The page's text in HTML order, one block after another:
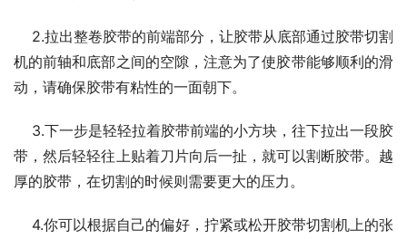
机的前轴和底部之间的空隙，注意为了使胶带能够顺利的滑
动，请确保胶带有粘性的一面朝下。
带，然后轻轻往上贴着刀片向后一扯，就可以割断胶带。越
厚的胶带，在切割的时候则需要更大的压力。